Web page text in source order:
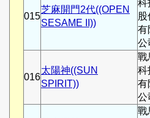
015
芝麻開門2代((OPEN
SESAME II))
科
股
有
公
016
太陽神((SUN
SPIRIT))
戰
科
有
公
戰